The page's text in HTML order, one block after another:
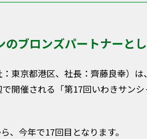
ブロンズパートナーと
東京都港区、社長：齊藤良幸）
開催される「第17回いわきサン
今年で17回目となります。